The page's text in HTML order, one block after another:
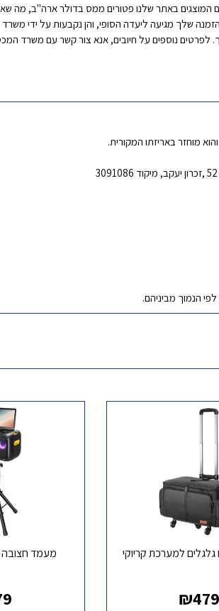
המוצגים באתר שלנו פטורים ממס בדולר ארה"ב,
שלך מגיעה ליעדה הסופי, והן נקבעות על ידי
לפרטים נוספים על חיובים, אנא צור קשר עם משרד
למערכת קריוקי
₪479
מעמד חצובה